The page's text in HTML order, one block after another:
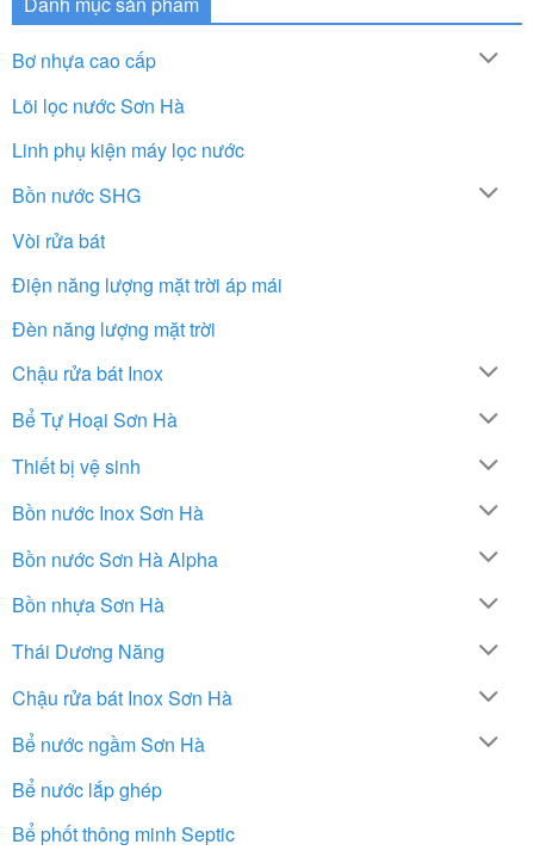
Bơ nhựa cao cấp
Lõi lọc nước Sơn Hà
Linh phụ kiện máy lọc nước
Bồn nước SHG
Vòi rửa bát
Điện năng lượng mặt trời áp mái
Đèn năng lượng mặt trời
Chậu rửa bát Inox
Bể Tự Hoại Sơn Hà
Thiết bị vệ sinh
Bồn nước Inox Sơn Hà
Bồn nước Sơn Hà Alpha
Bồn nhựa Sơn Hà
Thái Dương Năng
Chậu rửa bát Inox Sơn Hà
Bể nước ngầm Sơn Hà
Bể nước lắp ghép
Bể phốt thông minh Septic